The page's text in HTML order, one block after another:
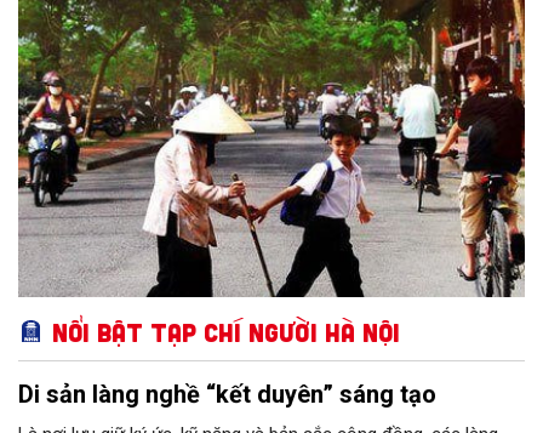
mặt bước ra từ trang sách "Những bông hoa đẹp" của Thành
phố năm 2026.
Nổi bật Tạp chí Người Hà Nội
Di sản làng nghề “kết duyên” sáng tạo